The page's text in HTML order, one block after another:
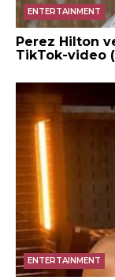
ENTERTAINMENT
Perez Hilton
TikTok-video
ENTERTAINMENT